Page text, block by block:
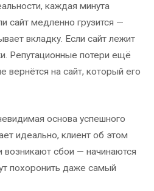
каждая минута
сайт медленно грузится —
вкладку. Если сайт лежит
Репутационные потери ещё
вернётся на сайт, который его
основа успешного
идеально, клиент об этом
сбои — начинаются
похоронить даже самый